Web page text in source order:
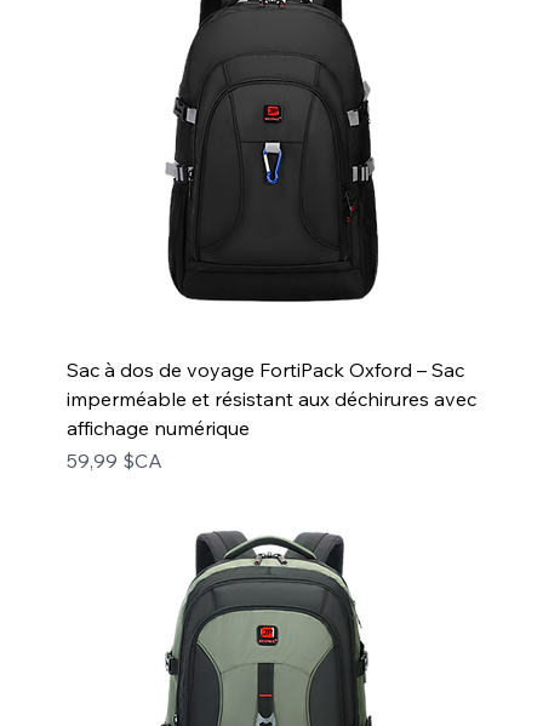
Sac à dos de voyage FortiPack Oxford – Sac
imperméable et résistant aux déchirures avec
affichage numérique
Prix
59,99 $CA